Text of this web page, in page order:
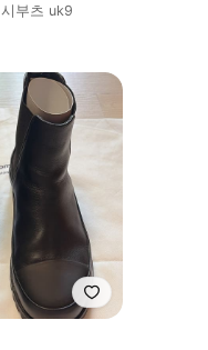
부츠 uk9